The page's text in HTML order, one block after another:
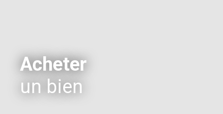
Acheter
un bien